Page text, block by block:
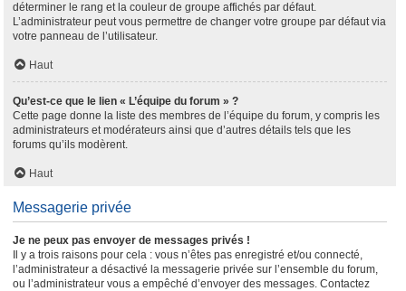
déterminer le rang et la couleur de groupe affichés par défaut.
L’administrateur peut vous permettre de changer votre groupe par défaut via
votre panneau de l’utilisateur.
Haut
Qu’est-ce que le lien « L’équipe du forum » ?
Cette page donne la liste des membres de l’équipe du forum, y compris les
administrateurs et modérateurs ainsi que d’autres détails tels que les
forums qu’ils modèrent.
Haut
Messagerie privée
Je ne peux pas envoyer de messages privés !
Il y a trois raisons pour cela : vous n’êtes pas enregistré et/ou connecté,
l’administrateur a désactivé la messagerie privée sur l’ensemble du forum,
ou l’administrateur vous a empêché d’envoyer des messages. Contactez